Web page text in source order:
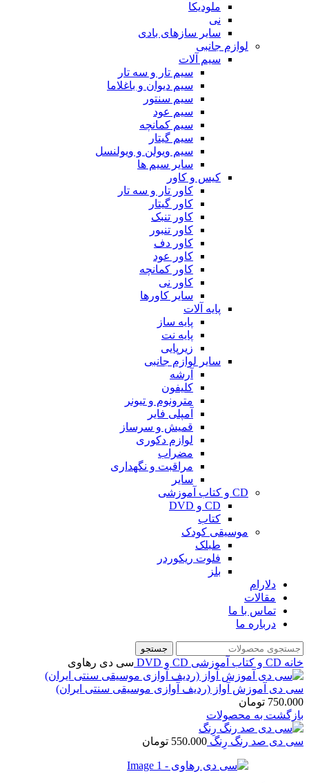
ملودیکا
نی
سایر سازهای بادی
لوازم جانبی
سیم آلات
سیم تار و سه تار
سیم دیوان و باغلاما
سیم سنتور
سیم عود
سیم کمانچه
سیم گیتار
سیم ویولن و ویولنسل
سایر سیم ها
کیس و کاور
کاور تار و سه تار
کاور گیتار
کاور تنبک
کاور تنبور
کاور دف
کاور عود
کاور کمانچه
کاور نی
سایر کاورها
پایه آلات
پایه ساز
پایه نت
زیرپایی
سایر لوازم جانبی
آرشه
کلیفون
مترونوم و تیونر
آمپلی فایر
قمیش و سرساز
لوازم دکوری
مضراب
مراقبت و نگهداری
سایر
CD و کتاب آموزشی
CD و DVD
کتاب
موسیقی کودک
طبلک
فلوت ریکوردر
بلز
دلارام
مقالات
تماس با ما
درباره ما
جستجو
خانه CD و کتاب آموزشی CD و DVD سی دی رهاوی
سی دی آموزش آواز (ردیف آوازی موسیقی سنتی ایران)
750.000 تومان
بازگشت به محصولات
سی دی صد رنگ رِنگ 550.000 تومان